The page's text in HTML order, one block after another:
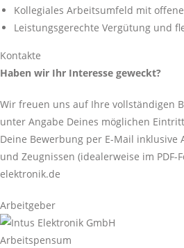
Kollegiales Arbeitsumfeld mit
Leistungsgerechte Vergütung und
Kontakte
Haben wir Ihr Interesse geweckt?
Wir freuen uns auf Ihre vollständigen
unter Angabe Deines möglichen
Deine Bewerbung per E-Mail inklusive
und Zeugnissen (idealerweise im
elektronik.de
Arbeitgeber
Arbeitspensum